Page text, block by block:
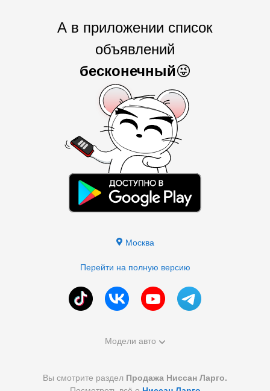
А в приложении список
объявлений
бесконечный😜
Москва
Перейти на полную версию
Модели авто
Вы смотрите раздел Продажа Ниссан Ларго.